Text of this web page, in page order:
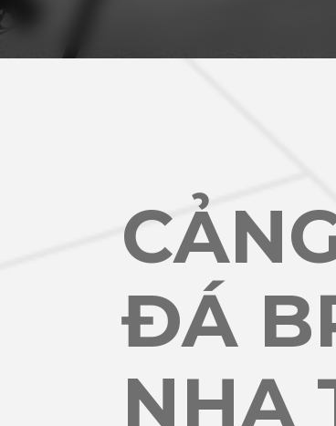
ĐÁ
NHA